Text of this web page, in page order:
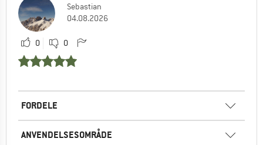
Sebastian
04.08.2026
0 0
FORDELE
ANVENDELSESOMRÅDE